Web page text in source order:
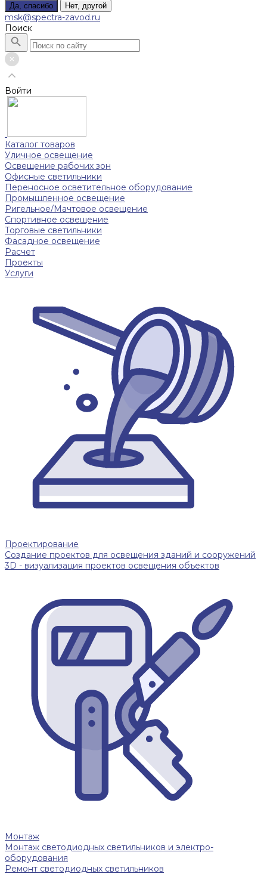
Да, спасибо Нет, другой
msk@spectra-zavod.ru
Поиск
Войти
Каталог товаров
Уличное освещение
Освещение рабочих зон
Офисные светильники
Переносное осветительное оборудование
Промышленное освещение
Ригельное/Мачтовое освещение
Спортивное освещение
Торговые светильники
Фасадное освещение
Расчет
Проекты
Услуги
Проектирование
Создание проектов для освещения зданий и сооружений
3D - визуализация проектов освещения объектов
Монтаж
Монтаж светодиодных светильников и электро-
оборудования
Ремонт светодиодных светильников